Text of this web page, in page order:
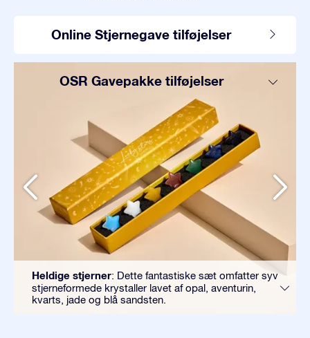
Online Stjernegave tilføjelser
OSR Gavepakke tilføjelser
Heldige stjerner: Dette fantastiske sæt omfatter syv
stjerneformede krystaller lavet af opal, aventurin,
kvarts, jade og blå sandsten.